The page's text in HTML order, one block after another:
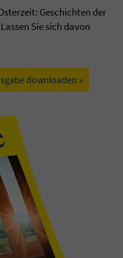
Geschichten der
Sie sich davon
downloaden »